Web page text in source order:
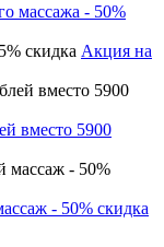
массажа - 50%
Акция на
вместо 5900
- 50% скидка